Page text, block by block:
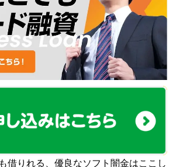
借りれる、優良なソフト闇金はここし